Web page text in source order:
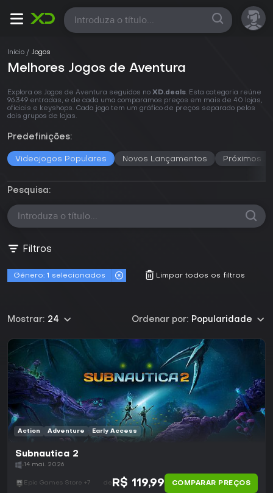
Todas
Início Jogos
Melhores Jogos de Aventura
Explora os Jogos de Aventura seguidos no XD.deals. Esta categoria reúne
96.349 entradas, e de cada uma comparamos preços em mais de 40 lojas,
oficiais e keyshops. Cada jogo tem um gráfico de preços separado pelos
dois grupos de lojas.
Predefinições:
Videojogos Populares Novos Lançamentos Próximos
Pesquisa:
Filtros
Género: 1 selecionados Limpar todos os filtros
Ordenar por: Popularidade
Mostrar: 24
Action Adventure Early Access
Subnautica 2
14 mai. 2026
Epic Games Store +7 de R$ 119,99 COMPARAR PREÇOS